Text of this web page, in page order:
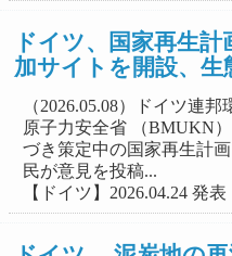
ドイツ、国家再生
加サイトを開設、生
（2026.05.08）ドイツ連
原子力安全省 （BMUKN
づき策定中の国家再生計
民が意見を投稿...
【ドイツ】2026.04.24 発表